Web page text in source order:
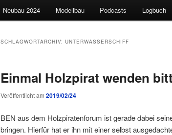
primären
Inhalt
sekundären
Inhalt
Neubau 2024 Modellbau Podcasts Logbuch
SCHLAGWORTARCHIV: UNTERWASSERSCHIFF
Einmal Holzpirat wenden
Veröffentlicht am 2019/02/24
BEN aus dem Holzpiratenforum ist gerade dabei
bringen. Hierfür hat er ihn mit einer selbst